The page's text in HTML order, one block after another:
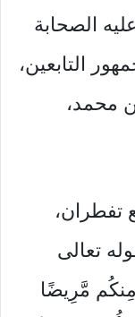
الصحابة
التابعين،
محمد،
تفطران،
تعالى
مَّرِیضًا